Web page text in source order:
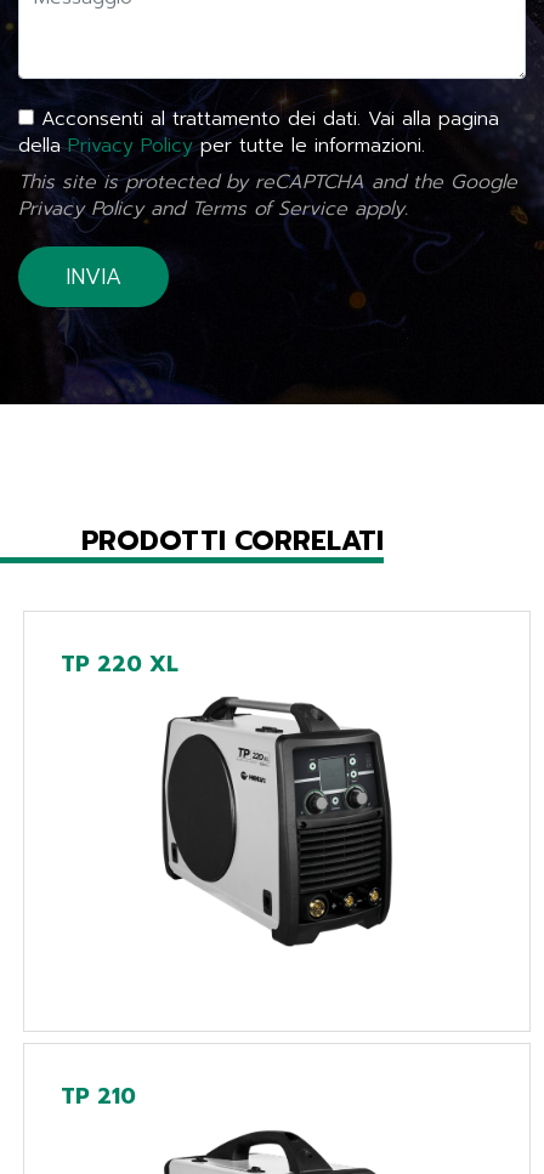
Acconsenti al trattamento dei dati. Vai alla pagina
dellaPrivacy Policyper tutte le informazioni.
This site is protected by reCAPTCHA and the Google
Privacy Policyand Terms of Service apply.
PRODOTTI CORRELATI
TP 220 XL
TP 210